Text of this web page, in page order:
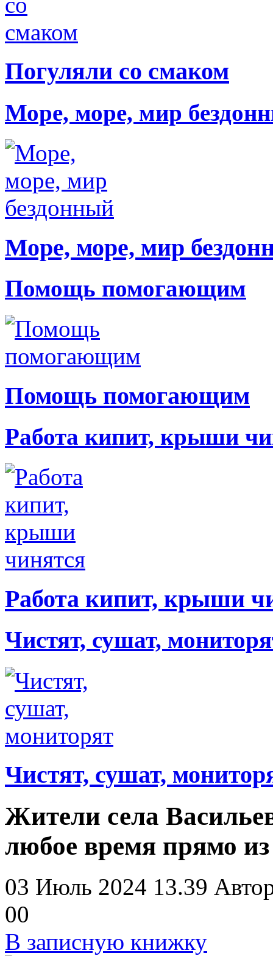
Погуляли со смаком
Море, море, мир
Море, море, мир
Помощь помогающим
Помощь помогающим
Работа кипит, крыши
Работа кипит, крыши
Чистят, сушат,
Чистят, сушат,
Жители села
любое время прямо
03 Июль 2024 13.39
00
В записную книжку